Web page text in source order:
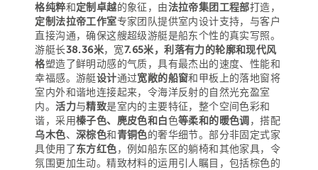
格纯粹和定制卓越的象征，由法拉帝集团工程部打造，
定制法拉帝工作室专家团队提供室内设计支持，与客户
直接沟通，确保这艘超级游艇是船东个性的真实写照。
游艇长38.36米，宽7.65米，利落有力的轮廓和现代风
格塑造了鲜明动感的气质，具有最杰出的速度、性能和
幸福感。游艇设计通过宽敞的船窗和甲板上的落地窗将
室内外和谐地连接起来，令海洋反射的自然光充盈室
内。活力与精致是室内的主要特征，整个空间色彩和
谐，采用榛子色、麂皮色和白色等柔和的暖色调 ，搭配
乌木色、 深棕色和青铜色的奢华细节。部分非固定式家
具使用了东方红色，例如船东区的躺椅和其他家具，令
氛围更加生动。精致材料的运用引人瞩目，包括棕色的